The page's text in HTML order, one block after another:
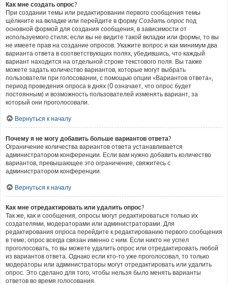
Как мне создать опрос?
При создании темы или редактировании первого сообщения темы
щёлкните на вкладке или перейдите в форму Создать опрос под
основной формой для создания сообщения, в зависимости от
используемого стиля; если вы не видите такой вкладки или формы, то вы
не имеете прав на создание опросов. Укажите вопрос и как минимум два
варианта ответа в соответствующих полях, убедившись, что каждый
вариант находится на отдельной строке текстового поля. Вы также
можете задать количество вариантов, которые могут выбрать
пользователи при голосовании, с помощью опции «Вариантов ответа»,
период проведения опроса в днях (0 означает, что опрос будет
постоянным) и возможность пользователей изменять вариант, за
который они проголосовали.
Вернуться к началу
Почему я не могу добавить больше вариантов ответа?
Ограничение количества вариантов ответа устанавливается
администратором конференции. Если вам нужно добавить количество
вариантов, превышающее это ограничение, свяжитесь с
администратором конференции.
Вернуться к началу
Как мне отредактировать или удалить опрос?
Так же, как и сообщения, опросы могут редактироваться только их
создателями, модераторами или администраторами. Для
редактирования опроса перейдите к редактированию первого сообщения
в теме; опрос всегда связан именно с ним. Если никто не успел
проголосовать, то вы можете удалить опрос или отредактировать любой
из вариантов ответа. Однако если кто-то уже проголосовал, то только
модераторы или администраторы могут отредактировать или удалить
опрос. Это сделано для того, чтобы нельзя было менять варианты
ответов во время голосования.